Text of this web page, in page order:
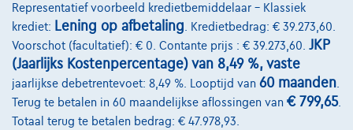
BMW 120M Sport
10/2025
7.167 km Benzine Automaat 125 kW ( 170 PK )
€32.500 1 ✓BTW aftrekbaar
Vanaf€490,73/maandmet een laatste
Representatief voorbeeld kredietbemiddelaar – Klassiek
krediet: Lening op afbetaling . Kredietbedrag: € 39.273,60.
Voorschot (facultatief): € 0. Contante prijs : € 39.273,60. JKP
(Jaarlijks Kostenpercentage) van 8,49 %, vaste
jaarlijkse debetrentevoet: 8,49 %. Looptijd van 60 maanden
Terug te betalen in 60 maandelijkse aflossingen van € 799,65.
Totaal terug te betalen bedrag: € 47.978,93.